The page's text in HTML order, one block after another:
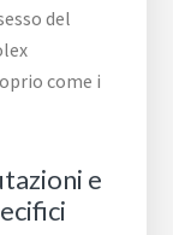
del
come i
e